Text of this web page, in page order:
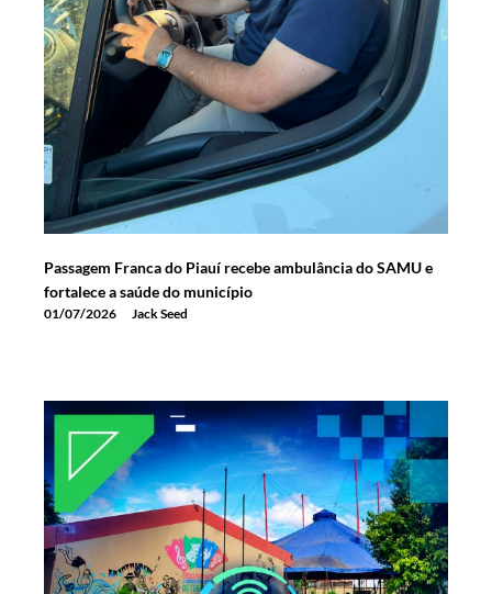
Passagem Franca do Piauí recebe ambulância do SAMU e
fortalece a saúde do município
01/07/2026 Jack Seed